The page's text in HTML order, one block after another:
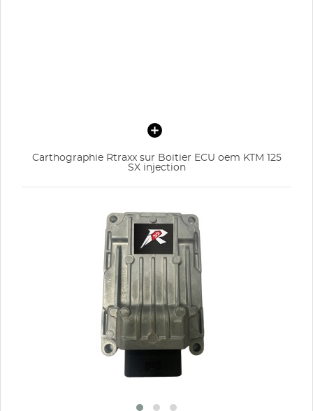
Carthographie Rtraxx sur Boitier ECU oem KTM 125
SX injection